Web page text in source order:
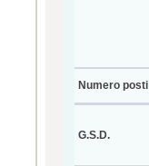
Numero posti
G.S.D.